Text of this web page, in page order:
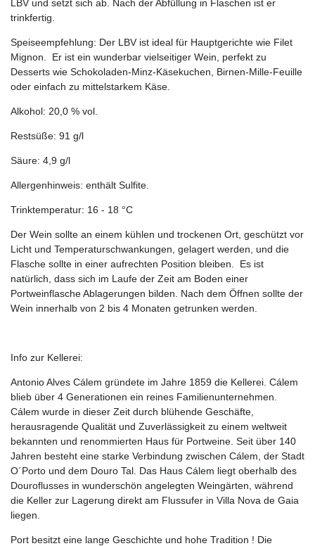
LBV und setzt sich ab. Nach der Abfüllung in Flaschen ist er
trinkfertig.
Speiseempfehlung: Der LBV ist ideal für Hauptgerichte wie Filet
Mignon. Er ist ein wunderbar vielseitiger Wein, perfekt zu
Desserts wie Schokoladen-Minz-Käsekuchen, Birnen-Mille-Feuille
oder einfach zu mittelstarkem Käse.
Alkohol: 20,0 % vol.
Restsüße: 91 g/l
Säure: 4,9 g/l
Allergenhinweis: enthält Sulfite.
Trinktemperatur: 16 - 18 °C
Der Wein sollte an einem kühlen und trockenen Ort, geschützt vor
Licht und Temperaturschwankungen, gelagert werden, und die
Flasche sollte in einer aufrechten Position bleiben. Es ist
natürlich, dass sich im Laufe der Zeit am Boden einer
Portweinflasche Ablagerungen bilden. Nach dem Öffnen sollte der
Wein innerhalb von 2 bis 4 Monaten getrunken werden.
Info zur Kellerei:
Antonio Alves Cálem gründete im Jahre 1859 die Kellerei. Cálem
blieb über 4 Generationen ein reines Familienunternehmen.
Cálem wurde in dieser Zeit durch blühende Geschäfte,
herausragende Qualität und Zuverlässigkeit zu einem weltweit
bekannten und renommierten Haus für Portweine. Seit über 140
Jahren besteht eine starke Verbindung zwischen Cálem, der Stadt
O´Porto und dem Douro Tal. Das Haus Cálem liegt oberhalb des
Douroflusses in wunderschön angelegten Weingärten, während
die Keller zur Lagerung direkt am Flussufer in Villa Nova de Gaia
liegen.
Port besitzt eine lange Geschichte und hohe Tradition ! Die